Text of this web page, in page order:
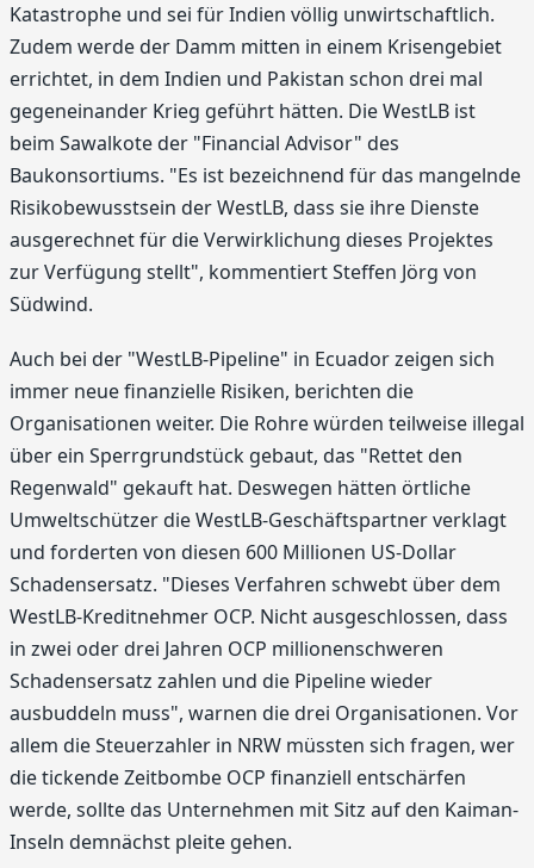
Katastrophe und sei für Indien völlig unwirtschaftlich.
Zudem werde der Damm mitten in einem Krisengebiet
errichtet, in dem Indien und Pakistan schon drei mal
gegeneinander Krieg geführt hätten. Die WestLB ist
beim Sawalkote der "Financial Advisor" des
Baukonsortiums. "Es ist bezeichnend für das mangelnde
Risikobewusstsein der WestLB, dass sie ihre Dienste
ausgerechnet für die Verwirklichung dieses Projektes
zur Verfügung stellt", kommentiert Steffen Jörg von
Südwind.
Auch bei der "WestLB-Pipeline" in Ecuador zeigen sich
immer neue finanzielle Risiken, berichten die
Organisationen weiter. Die Rohre würden teilweise illegal
über ein Sperrgrundstück gebaut, das "Rettet den
Regenwald" gekauft hat. Deswegen hätten örtliche
Umweltschützer die WestLB-Geschäftspartner verklagt
und forderten von diesen 600 Millionen US-Dollar
Schadensersatz. "Dieses Verfahren schwebt über dem
WestLB-Kreditnehmer OCP. Nicht ausgeschlossen, dass
in zwei oder drei Jahren OCP millionenschweren
Schadensersatz zahlen und die Pipeline wieder
ausbuddeln muss", warnen die drei Organisationen. Vor
allem die Steuerzahler in NRW müssten sich fragen, wer
die tickende Zeitbombe OCP finanziell entschärfen
werde, sollte das Unternehmen mit Sitz auf den Kaiman-
Inseln demnächst pleite gehen.